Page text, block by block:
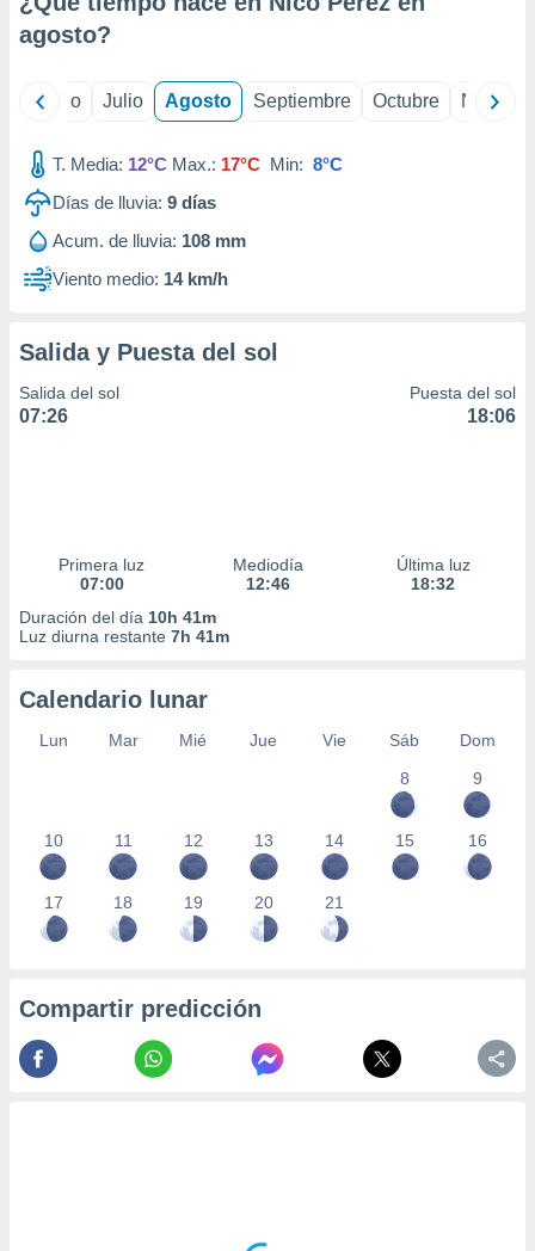
e
publicidad
publicidad
de
agosto?
Junio Julio Agosto Septiembre Octubre
T. Media: 12°C Max.: 17°C Min: 8°C
Días de lluvia: 9 días
Acum. de lluvia: 108 mm
Viento medio: 14 km/h
Salida y Puesta del sol
Salida del sol
07:26
Puesta del sol
18:06
Primera luz
07:00
Mediodía
12:46
Última luz
18:32
Duración del día 10h 41m
Luz diurna restante 7h 41m
Calendario lunar
Lun Mar Mié Jue Vie Sáb
Dom
8
9
10 11 12 13 14 15 16
17 18 19 20 21
Compartir predicción